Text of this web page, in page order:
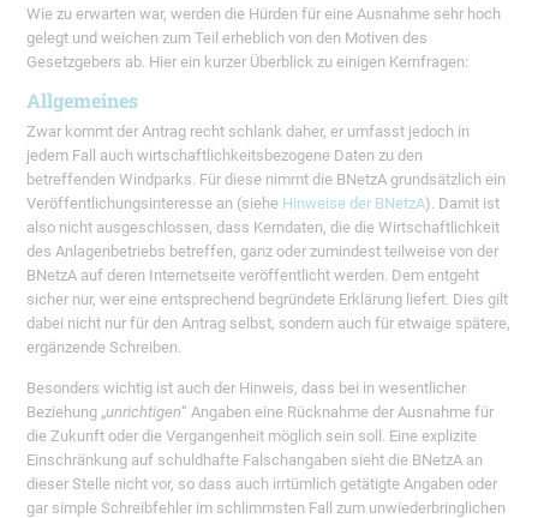
Wie zu erwarten war, werden die Hürden für eine Ausnahme sehr hoch
gelegt und weichen zum Teil erheblich von den Motiven des
Gesetzgebers ab. Hier ein kurzer Überblick zu einigen Kernfragen:
Allgemeines
Zwar kommt der Antrag recht schlank daher, er umfasst jedoch in
jedem Fall auch wirtschaftlichkeitsbezogene Daten zu den
betreffenden Windparks. Für diese nimmt die BNetzA grundsätzlich ein
Veröffentlichungsinteresse an (siehe Hinweise der BNetzA). Damit ist
also nicht ausgeschlossen, dass Kerndaten, die die Wirtschaftlichkeit
des Anlagenbetriebs betreffen, ganz oder zumindest teilweise von der
BNetzA auf deren Internetseite veröffentlicht werden. Dem entgeht
sicher nur, wer eine entsprechend begründete Erklärung liefert. Dies gilt
dabei nicht nur für den Antrag selbst, sondern auch für etwaige spätere,
ergänzende Schreiben.
Besonders wichtig ist auch der Hinweis, dass bei in wesentlicher
Beziehung „unrichtigen“ Angaben eine Rücknahme der Ausnahme für
die Zukunft oder die Vergangenheit möglich sein soll. Eine explizite
Einschränkung auf schuldhafte Falschangaben sieht die BNetzA an
dieser Stelle nicht vor, so dass auch irrtümlich getätigte Angaben oder
gar simple Schreibfehler im schlimmsten Fall zum unwiederbringlichen